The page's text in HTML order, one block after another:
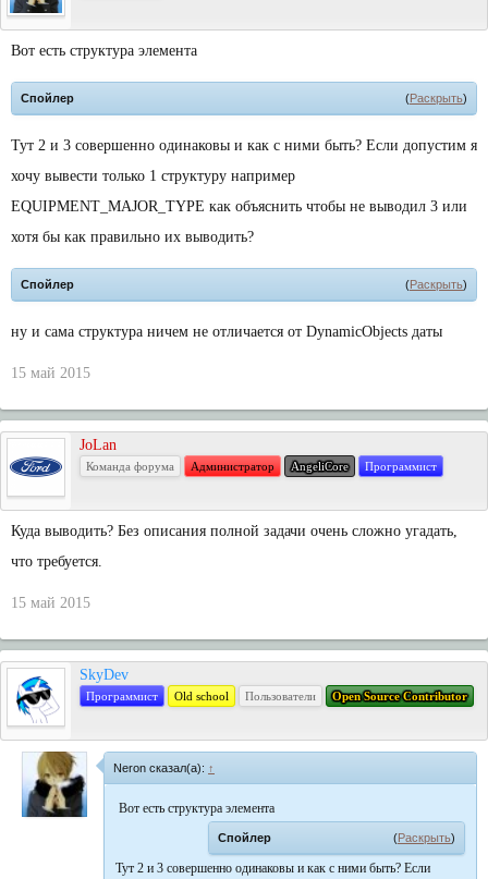
Вот есть структура элемента
(Раскрыть)
Спойлер
Тут 2 и 3 совершенно одинаковы и как с ними быть? Если допустим я
хочу вывести только 1 структуру например
EQUIPMENT_MAJOR_TYPE как объяснить чтобы не выводил 3 или
хотя бы как правильно их выводить?
(Раскрыть)
Спойлер
ну и сама структура ничем не отличается от DynamicObjects даты
15 май 2015
JoLan
Команда форума Администратор AngeliCore Программист
Куда выводить? Без описания полной задачи очень сложно угадать,
что требуется.
15 май 2015
SkyDev
Программист Old school Пользователи Open Source Contributor
Neron сказал(а): ↑
Вот есть структура элемента
(Раскрыть)
Спойлер
Тут 2 и 3 совершенно одинаковы и как с ними быть? Если